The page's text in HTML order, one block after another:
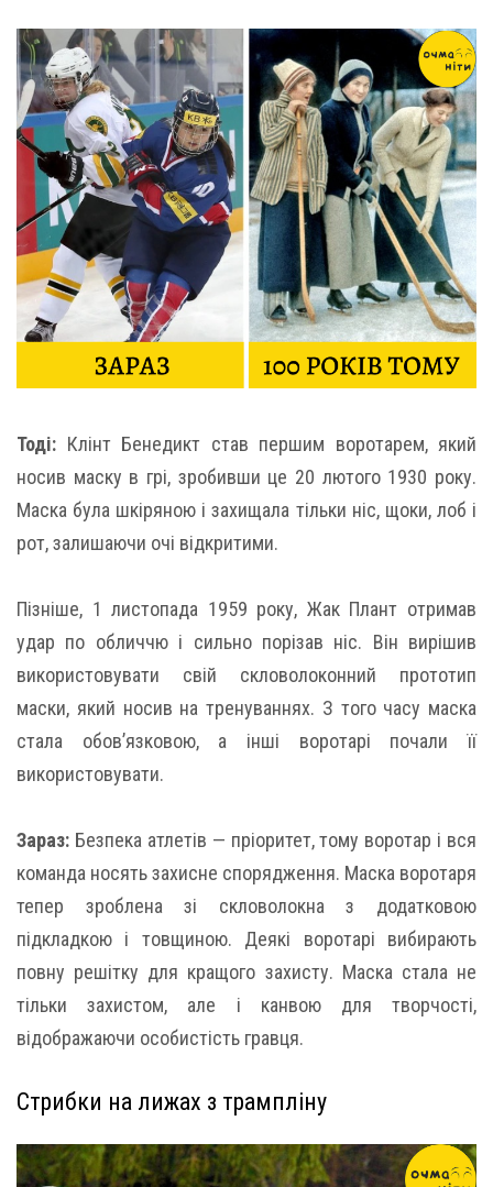
Тоді: Клінт Бенедикт став першим воротарем, який
носив маску в грі, зробивши це 20 лютого 1930 року.
Маска була шкіряною і захищала тільки ніс, щоки, лоб і
рот, залишаючи очі відкритими.
Пізніше, 1 листопада 1959 року, Жак Плант отримав
удар по обличчю і сильно порізав ніс. Він вирішив
використовувати свій скловолоконний прототип
маски, який носив на тренуваннях. З того часу маска
стала обов’язковою, а інші воротарі почали її
використовувати.
Зараз: Безпека атлетів — пріоритет, тому воротар і вся
команда носять захисне спорядження. Маска воротаря
тепер зроблена зі скловолокна з додатковою
підкладкою і товщиною. Деякі воротарі вибирають
повну решітку для кращого захисту. Маска стала не
тільки захистом, але і канвою для творчості,
відображаючи особистість гравця.
Стрибки на лижах з трампліну